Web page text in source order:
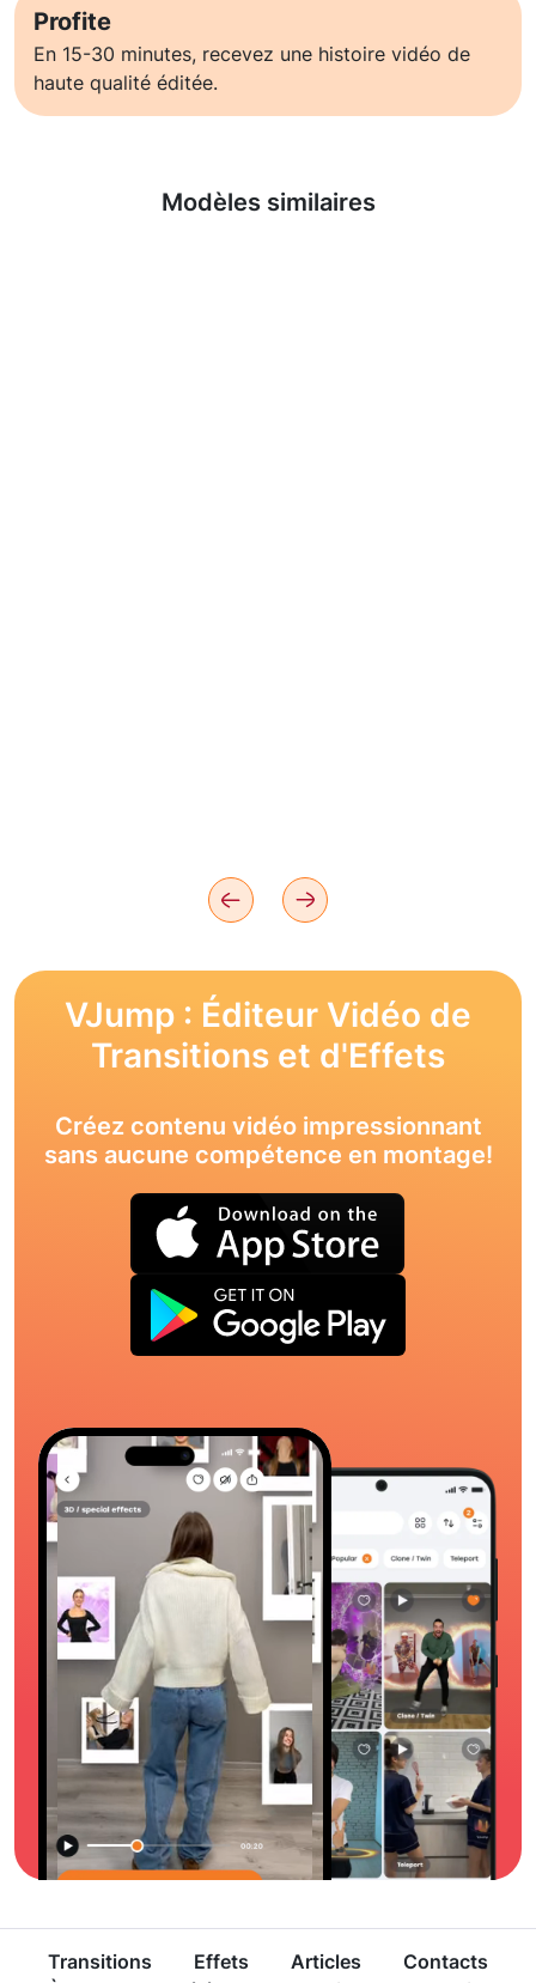
Profite
En 15-30 minutes, recevez une histoire vidéo de
haute qualité éditée.
Modèles similaires
En savoir plus
VJump : Éditeur Vidéo de
Transitions et d'Effets
Créez contenu vidéo impressionnant
sans aucune compétence en montage!
Transitions Effets Articles
Contacts